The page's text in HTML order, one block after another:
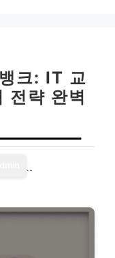
크: IT 교
전략 완벽